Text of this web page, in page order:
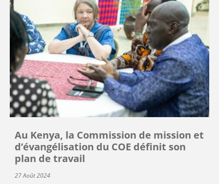
Au Kenya, la Commission de mission et
d’évangélisation du COE définit son
plan de travail
27 Août 2024